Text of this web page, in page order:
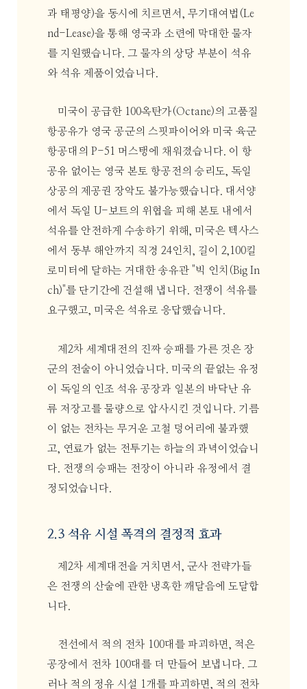
과 태평양)을 동시에 치르면서, 무기대여법(Le
nd-Lease)을 통해 영국과 소련에 막대한 물자
를 지원했습니다. 그 물자의 상당 부분이 석유
와 석유 제품이었습니다.
미국이 공급한 100옥탄가(Octane)의 고품질
항공유가 영국 공군의 스핏파이어와 미국 육군
항공대의 P-51 머스탱에 채워졌습니다. 이 항
공유 없이는 영국 본토 항공전의 승리도, 독일
상공의 제공권 장악도 불가능했습니다. 대서양
에서 독일 U-보트의 위협을 피해 본토 내에서
석유를 안전하게 수송하기 위해, 미국은 텍사스
에서 동부 해안까지 직경 24인치, 길이 2,100킬
로미터에 달하는 거대한 송유관 "빅 인치(Big In
ch)"를 단기간에 건설해 냅니다. 전쟁이 석유를
요구했고, 미국은 석유로 응답했습니다.
제2차 세계대전의 진짜 승패를 가른 것은 장
군의 전술이 아니었습니다. 미국의 끝없는 유정
이 독일의 인조 석유 공장과 일본의 바닥난 유
류 저장고를 물량으로 압사시킨 것입니다. 기름
이 없는 전차는 무거운 고철 덩어리에 불과했
고, 연료가 없는 전투기는 하늘의 과녁이었습니
다. 전쟁의 승패는 전장이 아니라 유정에서 결
정되었습니다.
2.3 석유 시설 폭격의 결정적 효과
제2차 세계대전을 거치면서, 군사 전략가들
은 전쟁의 산술에 관한 냉혹한 깨달음에 도달합
니다.
전선에서 적의 전차 100대를 파괴하면, 적은
공장에서 전차 100대를 더 만들어 보냅니다. 그
러나 적의 정유 시설 1개를 파괴하면, 적의 전차